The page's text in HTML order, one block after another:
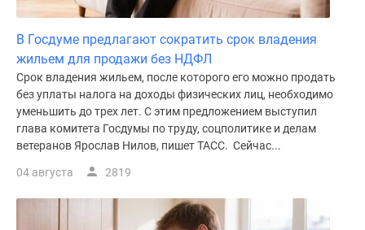
В Госдуме предлагают сократить срок владения
жильем для продажи без НДФЛ
Срок владения жильем, после которого его можно продать
без уплаты налога на доходы физических лиц, необходимо
уменьшить до трех лет. С этим предложением выступил
глава комитета Госдумы по труду, соцполитике и делам
ветеранов Ярослав Нилов, пишет ТАСС. Сейчас...
04 августа 2819